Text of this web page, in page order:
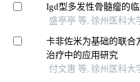
Igd型多发性骨髓瘤的
盛亭亭 等, 徐州医科大
卡非佐米为基础的联合
治疗中的应用研究
付文惠 等, 徐州医科大